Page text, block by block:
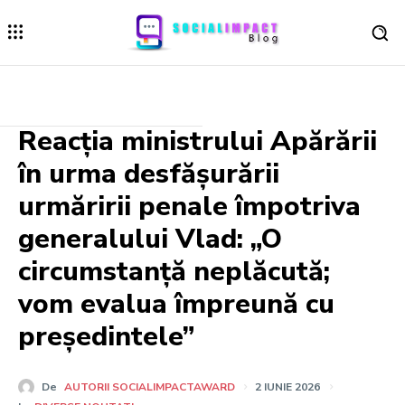
Reacția ministrului Apărării
în urma desfășurării
urmăririi penale împotriva
generalului Vlad: „O
circumstanță neplăcută;
vom evalua împreună cu
președintele”
De AUTORII SOCIALIMPACTAWARD
2 IUNIE 2026